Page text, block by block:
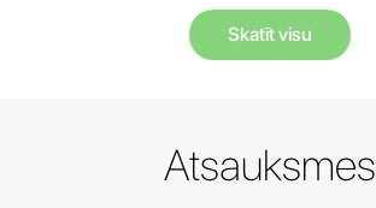
Skatīt visu
Atsauksmes